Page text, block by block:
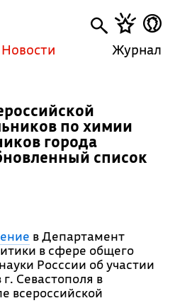
Новости Журнал
по химии
города
список
в Департамент
в сфере общего
Росссии об участии
Севастополя в
всероссийской